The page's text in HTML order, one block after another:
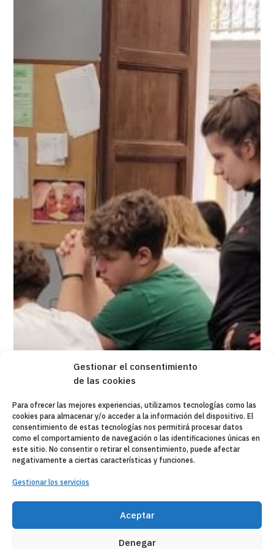
Gestionar el consentimiento
de las cookies
Para ofrecer las mejores experiencias, utilizamos tecnologías como las
cookies para almacenar y/o acceder a la información del dispositivo. El
consentimiento de estas tecnologías nos permitirá procesar datos
como el comportamiento de navegación o las identificaciones únicas en
este sitio. No consentir o retirar el consentimiento, puede afectar
negativamente a ciertas características y funciones.
Gestionar los servicios
Aceptar
Denegar